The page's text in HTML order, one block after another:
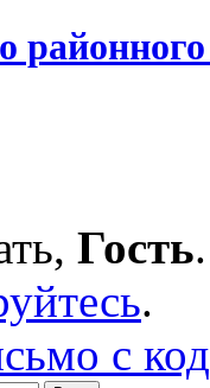
Гость
.
с